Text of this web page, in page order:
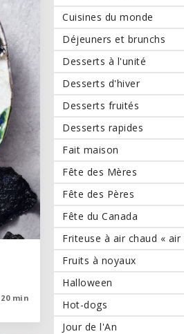
20 min
20 min
Cuisines du monde
Déjeuners et brunchs
Desserts à l'unité
Desserts d'hiver
Desserts fruités
Desserts rapides
Fait maison
Fête des Mères
Fête des Pères
Fête du Canada
Friteuse à air chaud « air
Fruits à noyaux
Halloween
Hot-dogs
Jour de l'An